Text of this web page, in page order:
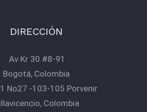
DIRECCIÓN
Av Kr 30 #8-91
Bogotá, Colombia
No27 -103-105 Porvenir
Colombia